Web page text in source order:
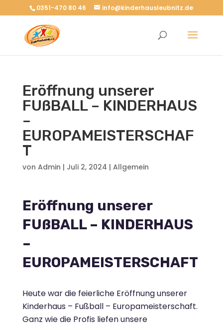
0351-470 80 46 info@kinderhausleubnitz.de
Eröffnung unserer
FUßBALL – KINDERHAUS
–
EUROPAMEISTERSCHAF
T
von Admin | Juli 2, 2024 | Allgemein
Eröffnung unserer
FUßBALL – KINDERHAUS
–
EUROPAMEISTERSCHAFT
Heute war die feierliche Eröffnung unserer
Kinderhaus – Fußball – Europameisterschaft.
Ganz wie die Profis liefen unsere